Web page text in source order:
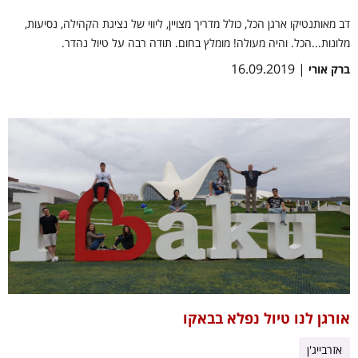
דב מאותנטיקו ארגן הכל, כולל מדריך מצויין, ליווי של נציגת הקהילה, נסיעות,
מלונות...הכל. והיה מעולה! מומלץ בחום. תודה רבה על טיול נהדר.
ברק אורי | 16.09.2019
אורגן לנו טיול נפלא בבאקו
אזרבייג'ן